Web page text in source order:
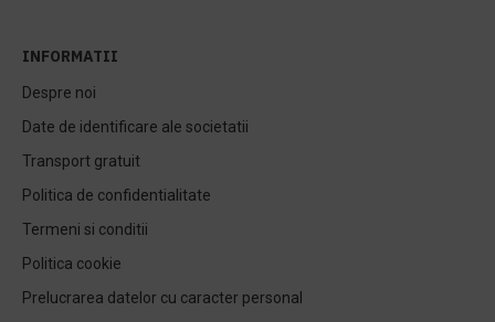
INFORMATII
Despre noi
Date de identificare ale societatii
Transport gratuit
Politica de confidentialitate
Termeni si conditii
Politica cookie
Prelucrarea datelor cu caracter personal